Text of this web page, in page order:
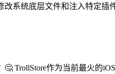
系统底层文件和注入特定插
TrollStore作为当前最火的